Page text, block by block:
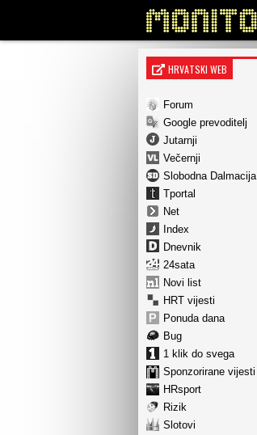
HRVATSKI WEB
Forum
Google prevoditelj
Jutarnji
Večernji
Slobodna Dalmacija
Tportal
Net
Index
Dnevnik
24sata
Novi list
HRT vijesti
Ponuda dana
Bug
1 klik do svega
Sponzorirane vijesti
HRsport
Rizik
Slotovi